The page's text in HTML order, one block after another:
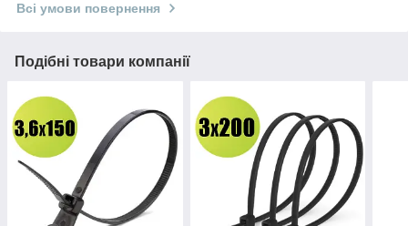
Всі умови повернення
Подібні товари компанії